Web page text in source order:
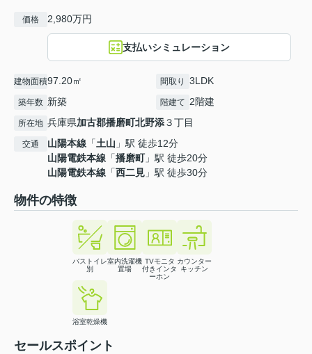
価格 2,980万円
支払いシミュレーション
建物面積97.20㎡ 間取り 3LDK
築年数 新築 階建て 2階建
所在地 兵庫県加古郡播磨町北野添３丁目
交通 山陽本線 「土山 」駅 徒歩12分
山陽電鉄本線 「播磨町」駅 徒歩20分
山陽電鉄本線 「西二見 」駅 徒歩30分
物件の特徴
バストイレ
別
室内洗濯機
置場
TVモニタ
付きインタ
ーホン
カウンター
キッチン
浴室乾燥機
セールスポイント